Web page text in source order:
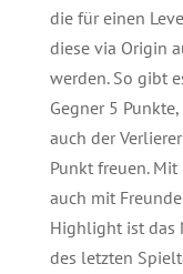
die für einen
diese via Origin
werden. So gibt
Gegner 5
auch der
Punkt freuen.
auch mit
Highlight ist das
des letzten